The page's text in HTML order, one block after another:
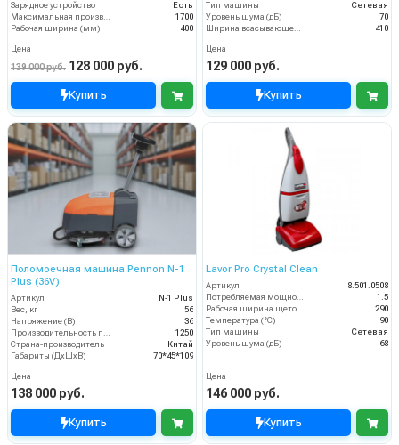
Зарядное устройство
Есть
Максимальная производительность (кв.м/час)
1700
Рабочая ширина (мм)
400
Цена
139 000 руб. 128 000 руб.
Купить
Тип машины
Сетевая
Уровень шума (дБ)
70
Ширина всасывающей балки (мм)
410
Цена
129 000 руб.
Купить
Поломоечная машина Pennon N-1
Plus (36V)
Артикул
N-1 Plus
Вес, кг
56
Напряжение (В)
36
Производительность по площади (м2/ч)
1250
Страна-производитель
Китай
Габариты (ДхШхВ)
70*45*109
Цена
138 000 руб.
Купить
Lavor Pro Crystal Clean
Артикул
8.501.0508
Потребляемая мощность (кВт)
1.5
Рабочая ширина щеток (мм)
290
Температура (°C)
90
Тип машины
Сетевая
Уровень шума (дБ)
68
Цена
146 000 руб.
Купить